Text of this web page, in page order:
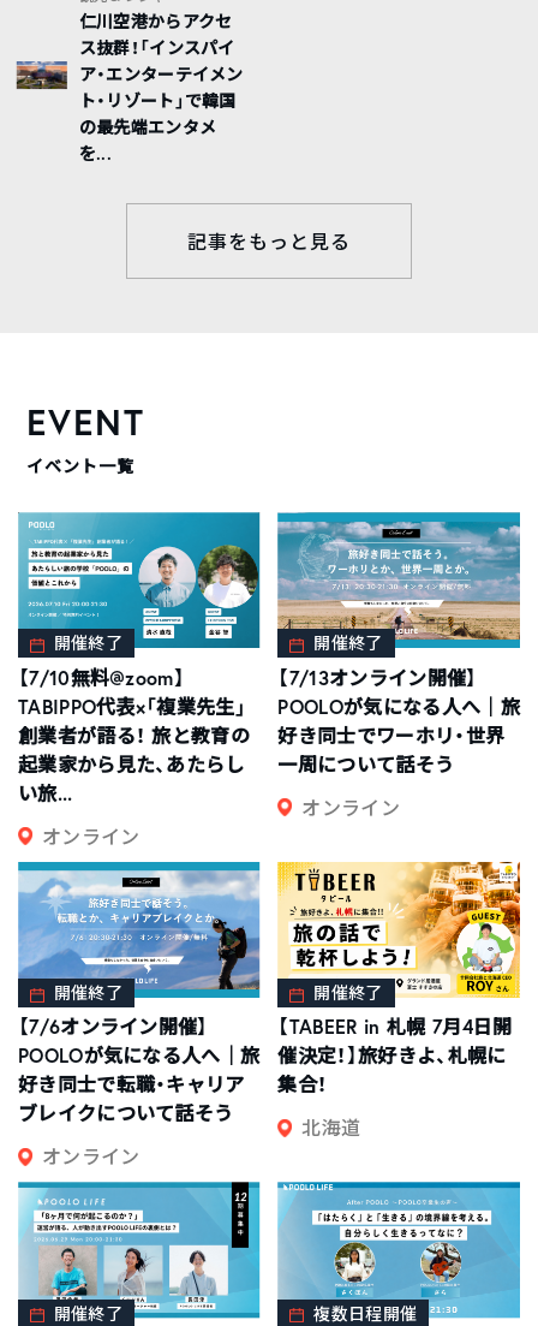
仁川空港からアクセ
ス抜群！「インスパイ
ア・エンターテイメン
ト・リゾート」で韓国
の最先端エンタメ
を...
記事をもっと見る
EVENT
イベント一覧
開催終了
【7/10無料@zoom】
TABIPPO代表×「複業先生」
創業者が語る！ 旅と教育の
起業家から見た、あたらし
い旅...
オンライン
開催終了
【7/13オンライン開催】
POOLOが気になる人へ｜旅
好き同士でワーホリ・世界
一周について話そう
オンライン
開催終了
【7/6オンライン開催】
POOLOが気になる人へ｜旅
好き同士で転職・キャリア
ブレイクについて話そう
オンライン
開催終了
【TABEER in 札幌 7月4日開
催決定！】旅好きよ、札幌に
集合！
北海道
開催終了 複数日程開催